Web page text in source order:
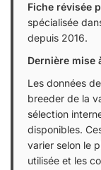
Fiche révisée
spécialisée
depuis 2016.
Dernière mise
Les données
breeder de la
sélection
disponibles.
varier selon le
utilisée et les